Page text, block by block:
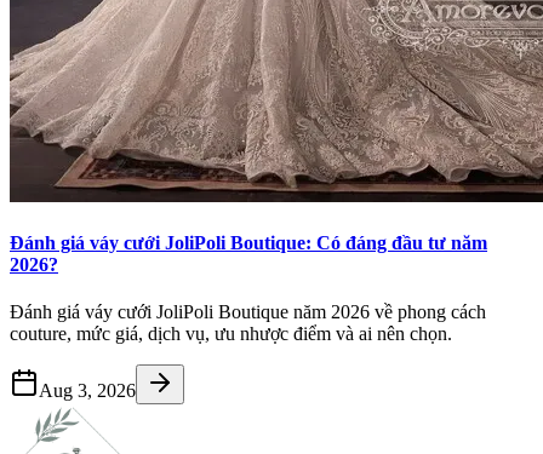
Đánh giá váy cưới JoliPoli Boutique: Có đáng đầu tư năm
2026?
Đánh giá váy cưới JoliPoli Boutique năm 2026 về phong cách
couture, mức giá, dịch vụ, ưu nhược điểm và ai nên chọn.
Aug 3, 2026